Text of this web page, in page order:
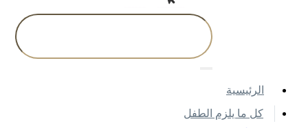
اﻟﺮﺋﻴﺴﻴﺔ
كل ما يلزم الطفل